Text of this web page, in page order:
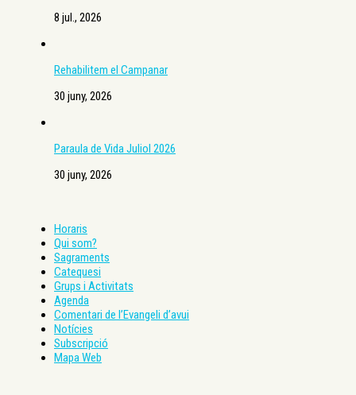
8 jul., 2026
Rehabilitem el Campanar
30 juny, 2026
Paraula de Vida Juliol 2026
30 juny, 2026
Horaris
Qui som?
Sagraments
Catequesi
Grups i Activitats
Agenda
Comentari de l’Evangeli d’avui
Notícies
Subscripció
Mapa Web